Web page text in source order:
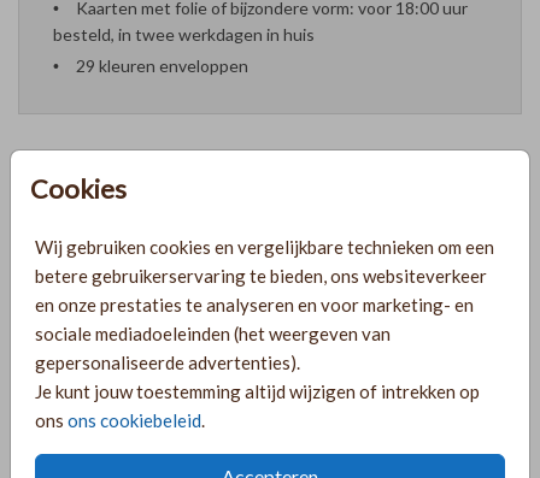
Cookies
Wij gebruiken cookies en vergelijkbare technieken om een
betere gebruikerservaring te bieden, ons websiteverkeer
en onze prestaties te analyseren en voor marketing- en
sociale mediadoeleinden (het weergeven van
gepersonaliseerde advertenties).
Je kunt jouw toestemming altijd wijzigen of intrekken op
ons ons cookiebeleid.
Kaarten met folie of bijzondere vorm: voor 18:00 uur
besteld, in twee werkdagen in huis
29 kleuren enveloppen
PRODUCTINFORMATIE
OMSCHRIJVING
sluitzegel geboortekaart met naam en stippen